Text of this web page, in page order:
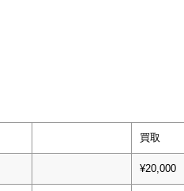
買取
¥20,000